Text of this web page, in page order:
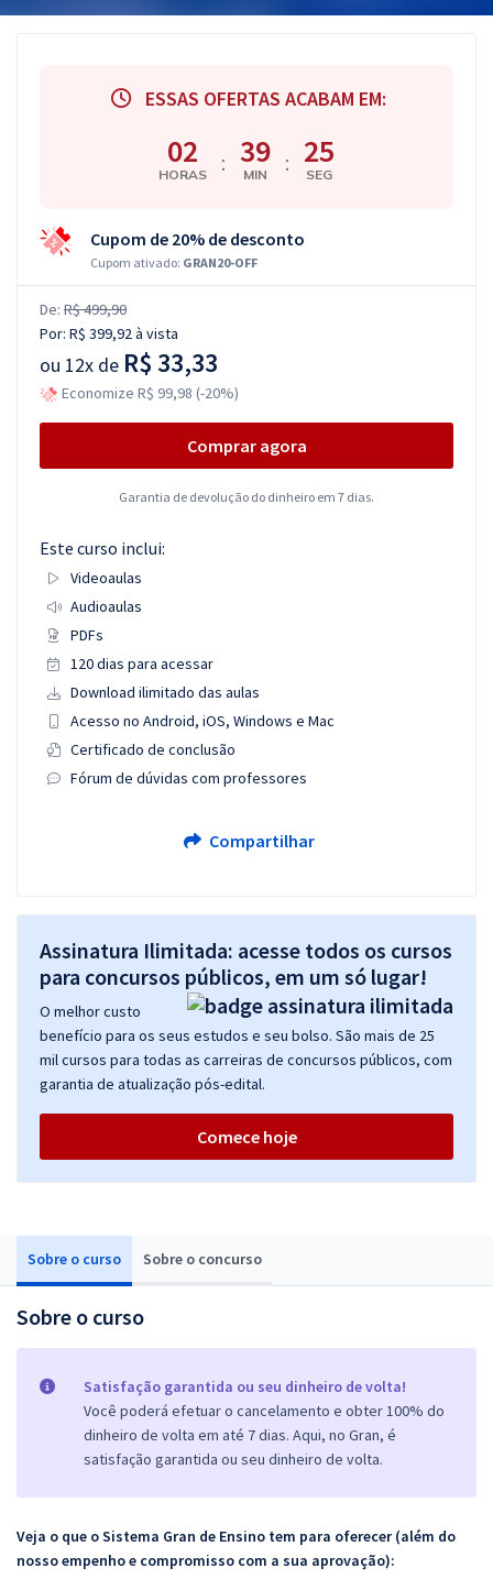
Sobre o curso Sobre o concurso
Sobre o curso
Satisfação garantida ou seu dinheiro de volta!
Você poderá efetuar o cancelamento e obter 100% do
dinheiro de volta em até 7 dias. Aqui, no Gran, é
satisfação garantida ou seu dinheiro de volta.
Veja o que o Sistema Gran de Ensino tem para oferecer (além do
nosso empenho e compromisso com a sua aprovação):
ESSAS OFERTAS ACABAM EM:
02
HORAS : 39
MIN : 25
SEG
Cupom de 20% de desconto
Cupom ativado: GRAN20-OFF
De: R$ 499,90
Por: R$ 399,92à vista
ou 12x de R$ 33,33
Economize R$ 99,98 (-20%)
Comprar agora
Garantia de devolução do dinheiro em 7 dias.
Este curso inclui:
Videoaulas
Audioaulas
PDFs
120 dias para acessar
Download ilimitado das aulas
Acesso no Android, iOS, Windows e Mac
Certificado de conclusão
Fórum de dúvidas com professores
Compartilhar
Assinatura Ilimitada: acesse todos os cursos
para concursos públicos, em um só lugar!
O melhor custo
benefício para os seus estudos e seu bolso. São mais de 25
mil cursos para todas as carreiras de concursos públicos, com
garantia de atualização pós-edital.
Comece hoje